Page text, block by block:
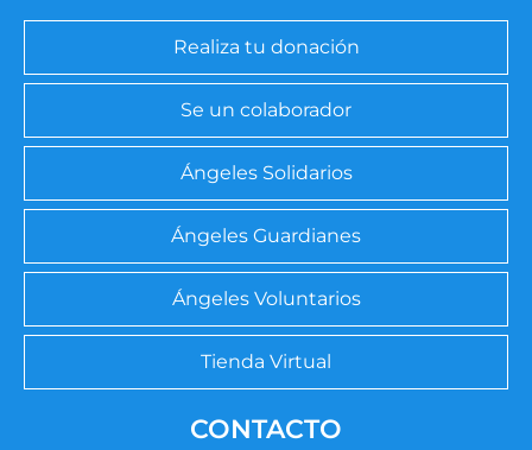
Realiza tu donación
Se un colaborador
Ángeles Solidarios
Ángeles Guardianes
Ángeles Voluntarios
Tienda Virtual
CONTACTO